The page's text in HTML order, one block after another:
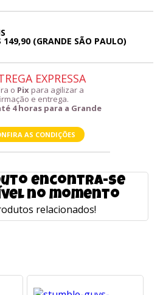
149,90 (GRANDE SÃO PAULO)
EXPRESSA
o Pix para agilizar a
e entrega.
4 horas para a Grande
AS CONDIÇÕES
encontra-se
no momento
relacionados!